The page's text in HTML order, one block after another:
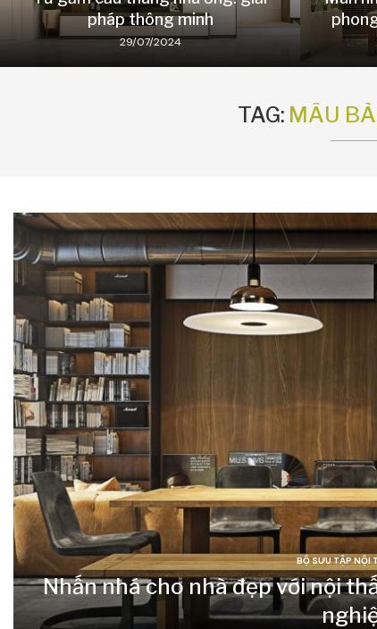
pháp thông minh
29/07/2024
TAG: MẪU
BỘ SƯU TẬP NỘI
Nhấn nhá cho nhà đẹp với nội